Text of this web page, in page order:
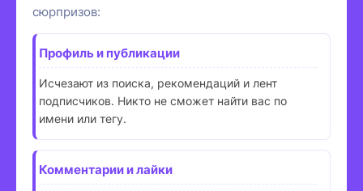
сюрпризов:
Профиль и публикации
Исчезают из поиска, рекомендаций и лент
подписчиков. Никто не сможет найти вас по
имени или тегу.
Комментарии и лайки